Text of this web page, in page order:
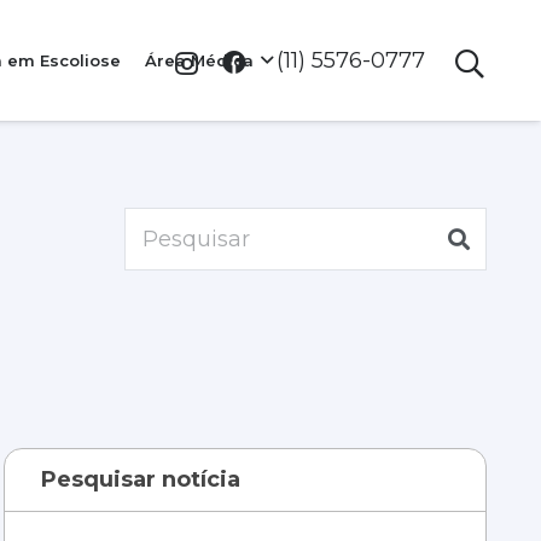
em Escoliose Área Médica (11) 5576-0777
Pesquisar notícia